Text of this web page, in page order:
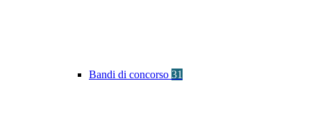
Bandi di concorso 31